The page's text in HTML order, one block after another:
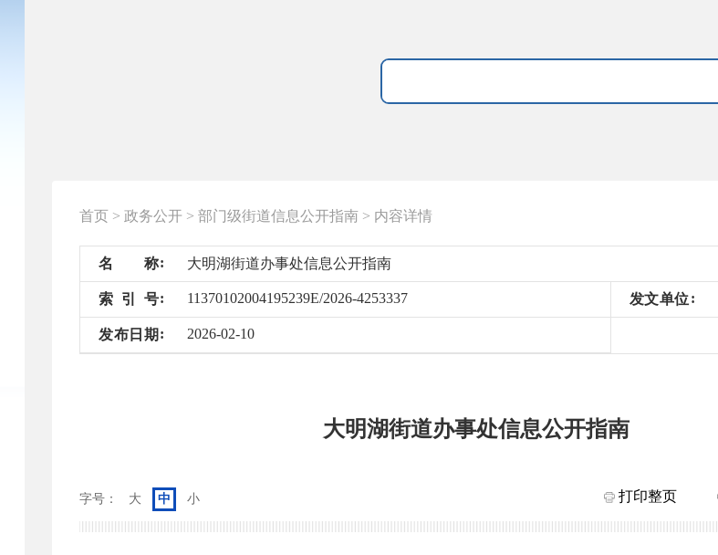
首页 > 政务公开 > 部门级街道信息公开指南 > 内容详情
名 称 大明湖街道办事处信息公开指南
索 引 号 11370102004195239E/2026-4253337 发文单位
发布 日 期 2026-02-10
大明湖街道办事处信息公开指南
字号： 大 中 小 打印整页